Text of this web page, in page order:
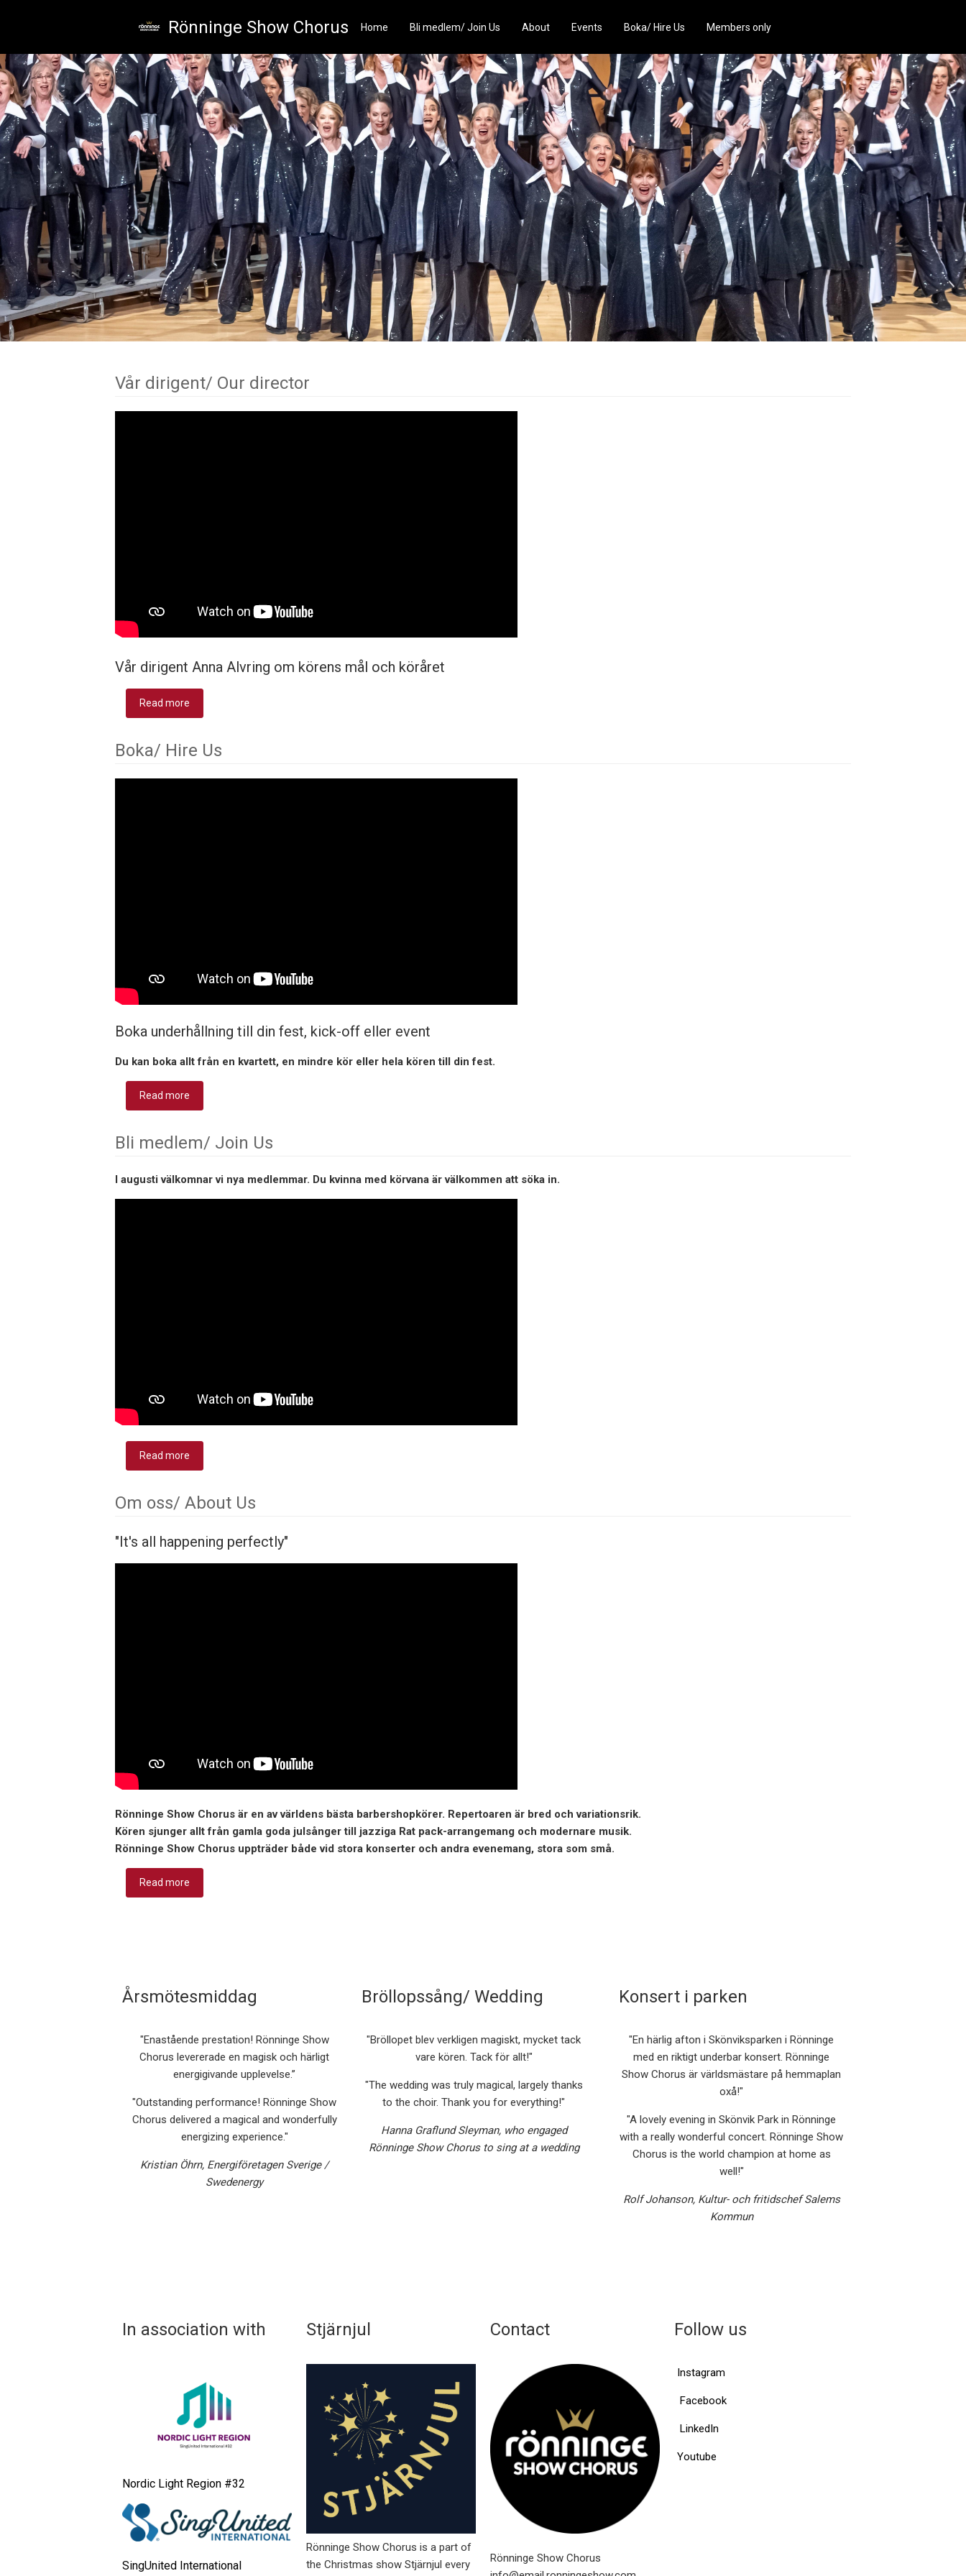
Rönninge Show Chorus Home Bli medlem/ Join Us About Events Boka/ Hire Us Members only
Vår dirigent/ Our director
Vår dirigent Anna Alvring om körens mål och köråret
Read more
Boka/ Hire Us
Boka underhållning till din fest, kick-off eller event
Du kan boka allt från en kvartett, en mindre kör eller hela kören till din fest.
Read more
Bli medlem/ Join Us
I augusti välkomnar vi nya medlemmar. Du kvinna med körvana är välkommen att söka in.
Read more
Om oss/ About Us
"It's all happening perfectly"
Rönninge Show Chorus är en av världens bästa barbershopkörer. Repertoaren är bred och variationsrik.
Kören sjunger allt från gamla goda julsånger till jazziga Rat pack-arrangemang och modernare musik.
Rönninge Show Chorus uppträder både vid stora konserter och andra evenemang, stora som små.
Read more
Årsmötesmiddag
"Enastående prestation! Rönninge Show
Chorus levererade en magisk och härligt
energigivande upplevelse.”
"Outstanding performance! Rönninge Show
Chorus delivered a magical and wonderfully
energizing experience."
Kristian Öhrn, Energiföretagen Sverige /
Swedenergy
Bröllopssång/ Wedding
"Bröllopet blev verkligen magiskt, mycket tack
vare kören. Tack för allt!"
"The wedding was truly magical, largely thanks
to the choir. Thank you for everything!"
Hanna Graflund Sleyman, who engaged
Rönninge Show Chorus to sing at a wedding
Konsert i parken
"En härlig afton i Skönviksparken i Rönninge
med en riktigt underbar konsert. Rönninge
Show Chorus är världsmästare på hemmaplan
oxå!"
"A lovely evening in Skönvik Park in Rönninge
with a really wonderful concert. Rönninge Show
Chorus is the world champion at home as
well!"
Rolf Johanson, Kultur- och fritidschef Salems
Kommun
In association with
Nordic Light Region #32
SingUnited International
Stjärnjul
Rönninge Show Chorus is a part of
the Christmas show Stjärnjul every
Contact
Rönninge Show Chorus
Follow us
Instagram
Facebook
LinkedIn
Youtube